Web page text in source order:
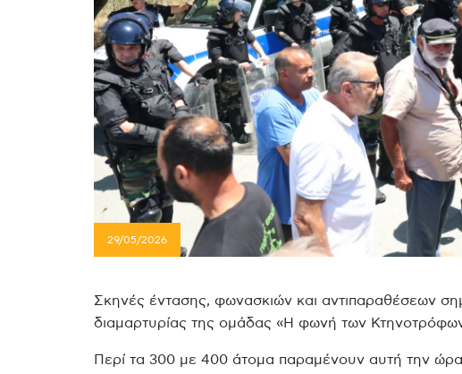
29/05/2026
Σκηνές έντασης, φωνασκιών και αντιπαραθέσεων
διαμαρτυρίας της ομάδας «Η φωνή των
Περί τα 300 με 400 άτομα παραμένουν αυτή την